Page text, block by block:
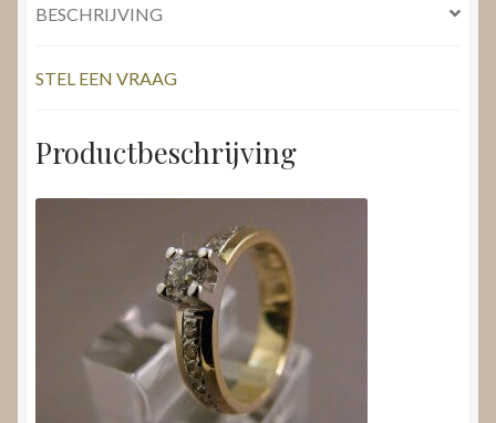
BESCHRIJVING
STEL EEN VRAAG
Productbeschrijving